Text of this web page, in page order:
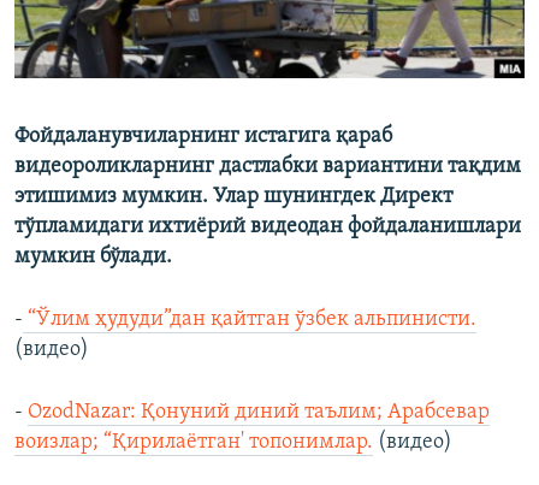
Фойдаланувчиларнинг истагига қараб
видеороликларнинг дастлабки вариантини тақдим
этишимиз мумкин. Улар шунингдек Директ
тўпламидаги ихтиёрий видеодан фойдаланишлари
мумкин бўлади.
- “Ўлим ҳудуди”дан қайтган ўзбек альпинисти.
(видео)
- OzodNazar: Қонуний диний таълим; Арабсевар
воизлар; “Қирилаётган' топонимлар. (видео)